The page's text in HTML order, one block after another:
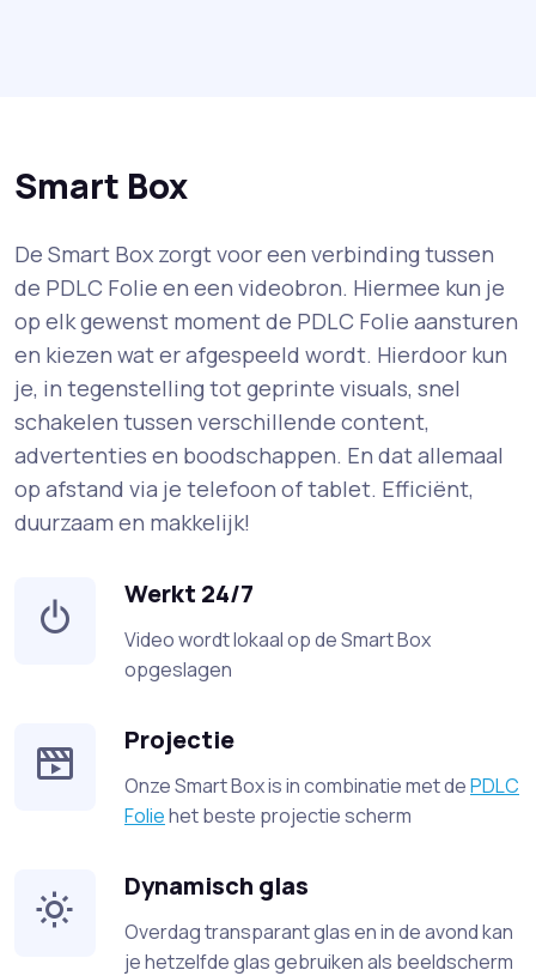
Smart Box
De Smart Box zorgt voor een verbinding tussen
de PDLC Folie en een videobron. Hiermee kun je
op elk gewenst moment de PDLC Folie aansturen
en kiezen wat er afgespeeld wordt. Hierdoor kun
je, in tegenstelling tot geprinte visuals, snel
schakelen tussen verschillende content,
advertenties en boodschappen. En dat allemaal
op afstand via je telefoon of tablet. Efficiënt,
duurzaam en makkelijk!
Werkt 24/7
Video wordt lokaal op de Smart Box
opgeslagen
Projectie
Onze Smart Box is in combinatie met dePDLC
Foliehet beste projectie scherm
Dynamisch glas
Overdag transparant glas en in de avond kan
je hetzelfde glas gebruiken als beeldscherm